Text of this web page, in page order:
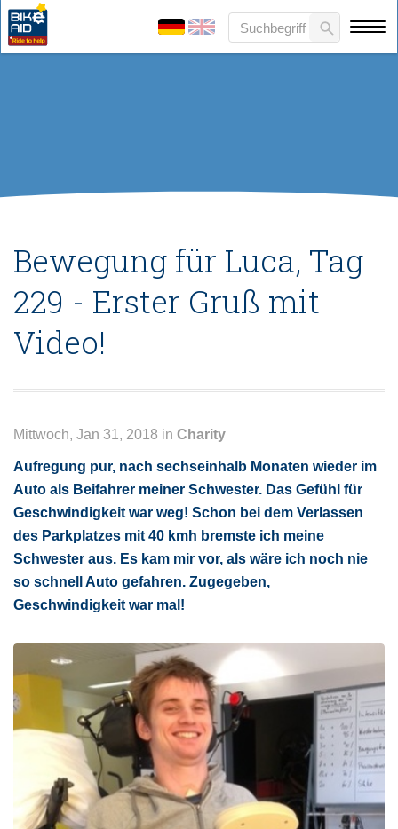
Bewegung für Luca, Tag
229 - Erster Gruß mit
Video!
Mittwoch, Jan 31, 2018 in Charity
Aufregung pur, nach sechseinhalb Monaten wieder im
Auto als Beifahrer meiner Schwester. Das Gefühl für
Geschwindigkeit war weg! Schon bei dem Verlassen
des Parkplatzes mit 40 kmh bremste ich meine
Schwester aus. Es kam mir vor, als wäre ich noch nie
so schnell Auto gefahren. Zugegeben,
Geschwindigkeit war mal!